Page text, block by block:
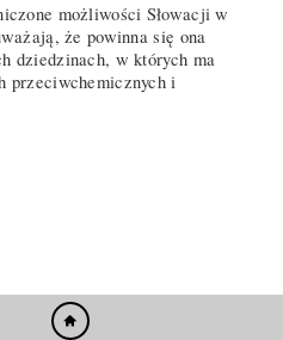
możliwości Słowacji w
że powinna się ona
dziedzinach, w których ma
przeciwchemicznych i